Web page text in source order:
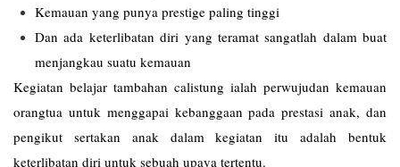
Kemauan yang punya prestige paling tinggi
Dan ada keterlibatan diri yang teramat sangatlah dalam buat
menjangkau suatu kemauan
Kegiatan belajar tambahan calistung ialah perwujudan kemauan
orangtua untuk menggapai kebanggaan pada prestasi anak, dan
pengikut sertakan anak dalam kegiatan itu adalah bentuk
keterlibatan diri untuk sebuah upaya tertentu.